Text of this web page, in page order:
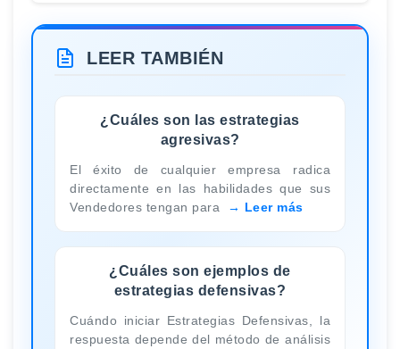
LEER TAMBIÉN
¿Cuáles son las estrategias
agresivas?
El éxito de cualquier empresa radica
directamente en las habilidades que sus
Vendedores tengan para
Leer más
¿Cuáles son ejemplos de
estrategias defensivas?
Cuándo iniciar Estrategias Defensivas, la
respuesta depende del método de análisis